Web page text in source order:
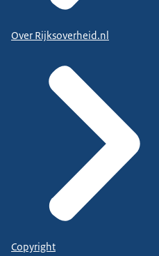
Over Rijksoverheid.nl
Copyright